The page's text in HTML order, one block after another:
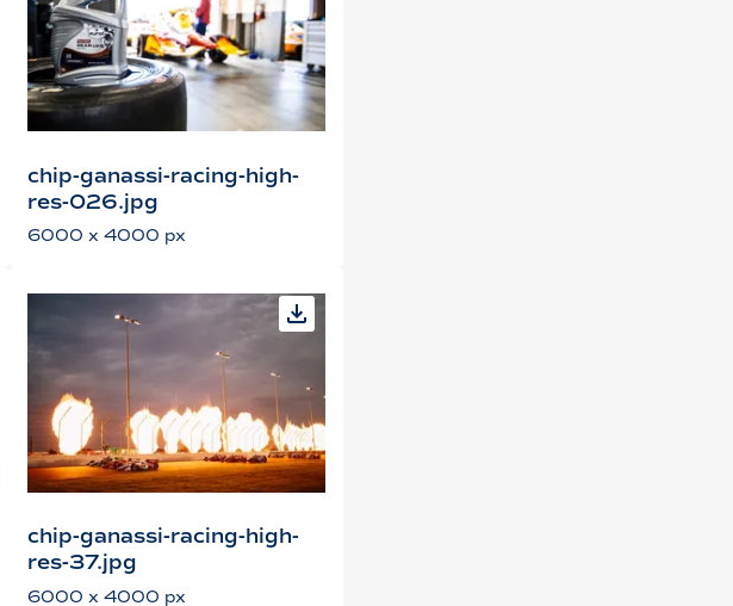
chip-ganassi-racing-high-
res-026.jpg
6000 x 4000 px
chip-ganassi-racing-high-
res-37.jpg
6000 x 4000 px